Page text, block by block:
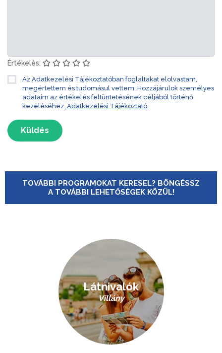
Értékelés:
Az Adatkezelési Tájékoztatóban foglaltakat elolvastam,
megértettem és tudomásul vettem. Hozzájárulok személyes
adataim az értékelés feltüntetésének céljából történő
kezeléséhez. Adatkezelési Tájékoztató
Küldés
TOVÁBBI PROGRAMOKAT KERESEL? BÖNGÉSSZ
A TOVÁBBI LEHETŐSÉGEK KÖZÜL!
Látnivalók
Villány